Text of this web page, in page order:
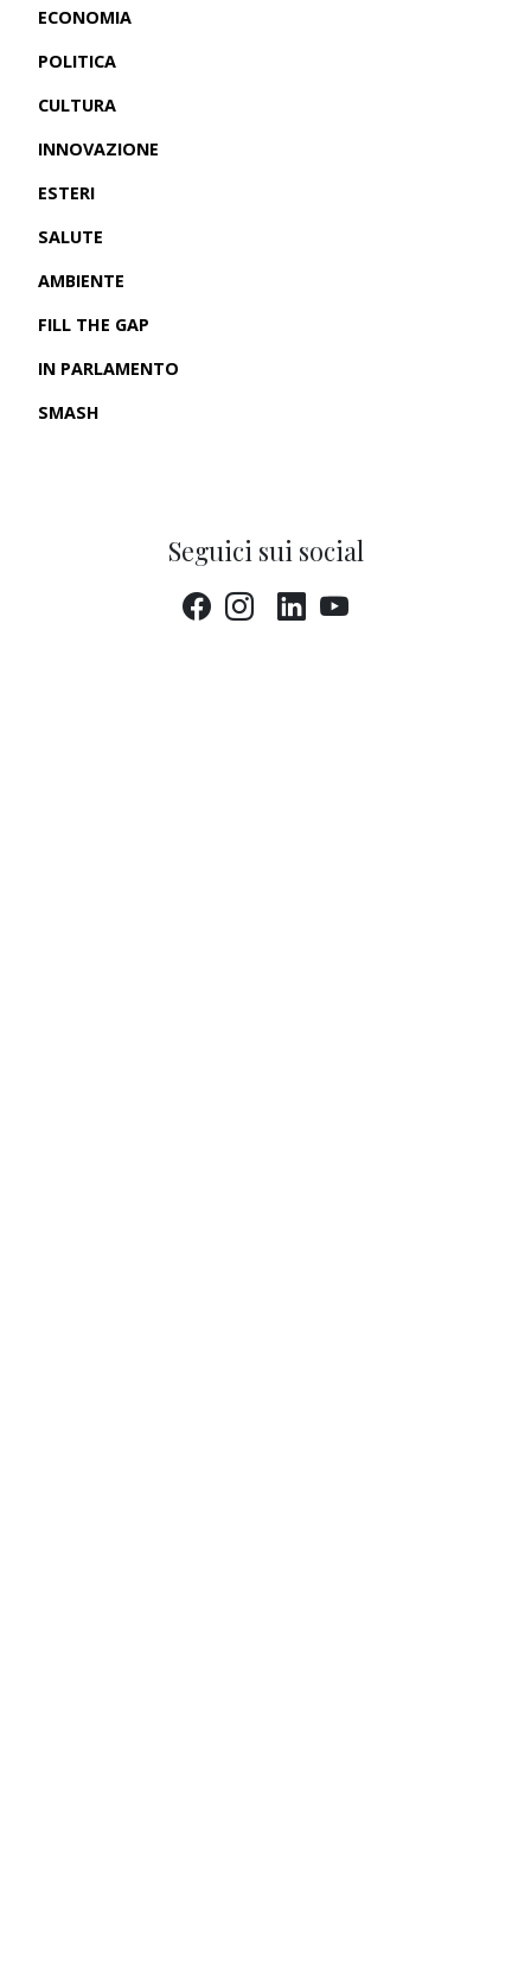
ECONOMIA
POLITICA
CULTURA
INNOVAZIONE
ESTERI
SALUTE
AMBIENTE
FILL THE GAP
IN PARLAMENTO
SMASH
Seguici sui social